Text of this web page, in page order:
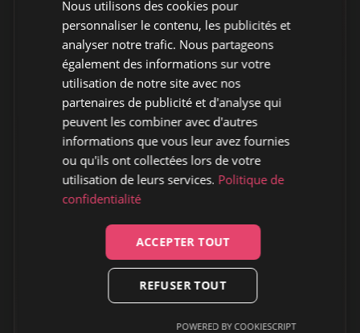
Ouverte en 1995, elle permet aux associations locales
d’assurer une programmation musicale tout au long de
l’année et d’offrir un espace aux musiciens locaux.
Aménagée dans d’anciens entrepôts devenus des ateliers
rock, elle est aujourd’hui un véritable centre dédié aux
musiques actuelles. Plusieurs générations de Dijonnais et
de Bourguignons s’y sont retrouvées pour assister à un
concert, répéter en studio, participer à un atelier sur le
son ou se former auxmusiques actuelles.
42 av. de Stalingrad, 21000 Dijon
Nous utilisons des cookies pour
personnaliser le contenu, les publicités et
analyser notre trafic. Nous partageons
également des informations sur votre
utilisation de notre site avec nos
partenaires de publicité et d'analyse qui
peuvent les combiner avec d'autres
informations que vous leur avez fournies
ou qu'ils ont collectées lors de votre
utilisation de leurs services. Politique de
confidentialité
ACCEPTER TOUT
REFUSER TOUT
POWERED BY COOKIESCRIPT